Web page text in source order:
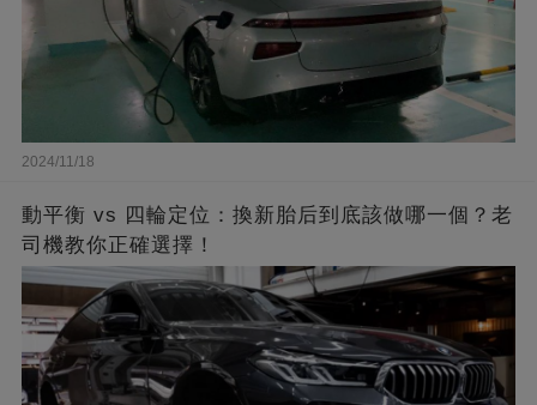
2024/11/18
動平衡 vs 四輪定位：換新胎后到底該做哪一個？老
司機教你正確選擇！